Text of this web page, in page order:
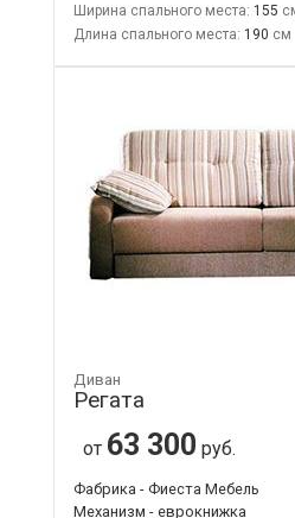
Ширина спального места: 155
Длина спального места: 190
Диван
Регата
от 63 300 руб.
Фабрика - Фиеста Мебель
Механизм - еврокнижка